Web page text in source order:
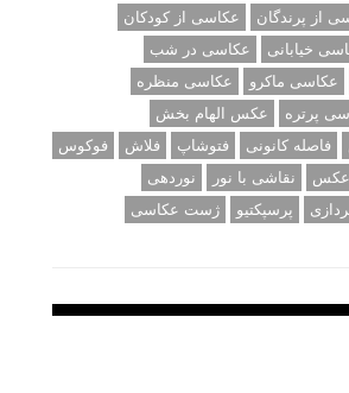
از پرندگان
عکاسی از کودکان
خیابانی
عکاسی در شب
عکاسی ماکرو
عکاسی منظره
پرتره
عکس الهام بخش
فاصله کانونی فتوشاپ فلاش
فوکوس
عکس نقاشی با نور
نوردهی
پرسپکتیو ژست عکاسی